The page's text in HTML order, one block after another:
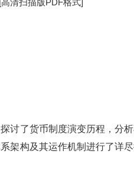
清扫描版PDF格式]
讨了货币制度演变历程，分
架构及其运作机制进行了详